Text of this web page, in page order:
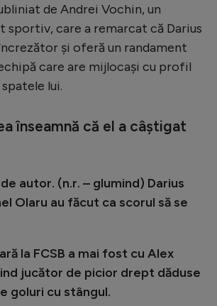
sporturi
2024
2026
în cont
de Andrei Vochin, un
sportiv, care a remarcat că Darius
și oferă un randament
care are mijlocași cu profil
lui.
înseamnă că el a câștigat
autor. (n.r. – glumind) Darius
Olaru au făcut ca scorul să se
la FCSB a mai fost cu Alex
jucător de picior drept dăduse
goluri cu stângul.